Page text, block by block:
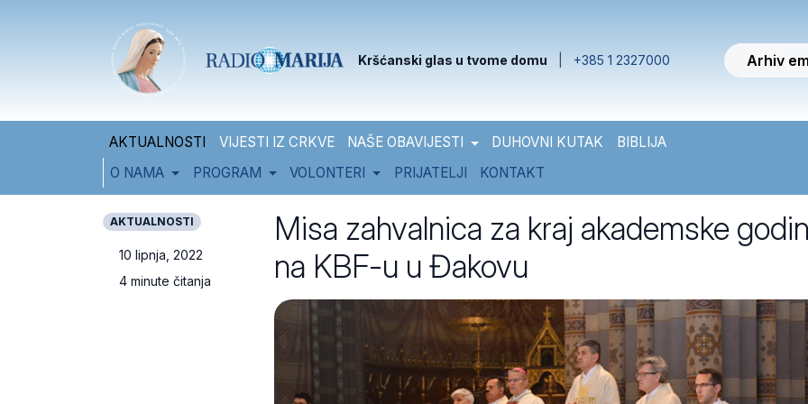
Kršćanski glas u tvome domu +385 1 2327000 Arhiv
AKTUALNOSTI VIJESTI IZ CRKVE NAŠE OBAVIJESTI DUHOVNI KUTAK
BIBLIJA
O NAMA
PROGRAM VOLONTERI PRIJATELJI KONTAKT
AKTUALNOSTI
10 lipnja, 2022
4 minute čitanja
Misa zahvalnica za kraj akademske
na KBF-u u Đakovu